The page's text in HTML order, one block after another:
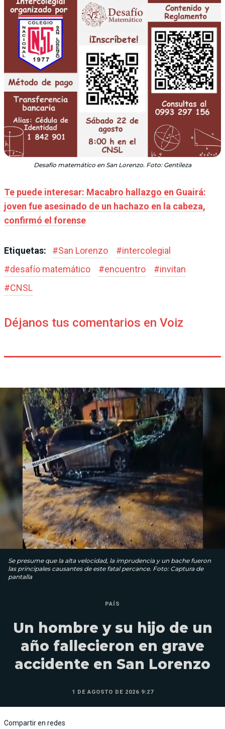
Desafío matemático en San Lorenzo. Foto: Gentileza
Te puede interesar: Macabro hallazgo en Guairá:
joven fue asesinado de un hachazo en la cabeza,
confirmó el forense
Etiquetas: #San Lorenzo #intercolegial
#desafío matemático #encuentro #invitan
#CNSL
Déjanos tus comentarios en Voiz
Se presume que la alta velocidad, la imprudencia y un bache fueron
las principales causantes de este fatal percance. Foto: Captura de
pantalla
PAÍS
Un hombre y su hijo de un
año fallecieron en grave
accidente en San Lorenzo
1 DE AGOSTO DE 2026 9:27
Compartir en redes